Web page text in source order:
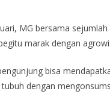
MG bersama
marak dengan
bisa
dengan